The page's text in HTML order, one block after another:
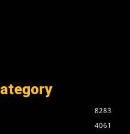
8283
4061